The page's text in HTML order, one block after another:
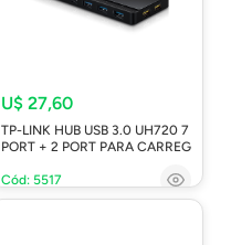
U$ 27,60
TP-LINK HUB USB 3.0 UH720 7
PORT + 2 PORT PARA CARREG
Cód: 5517